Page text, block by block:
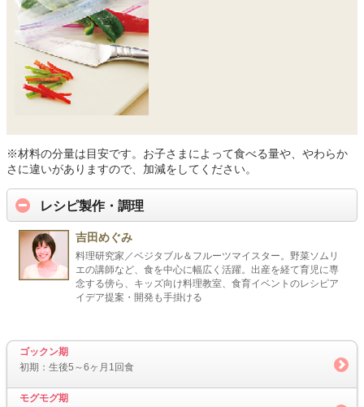
※材料の分量は目安です。お子さまによって食べる量や、やわらか
さに違いがありますので、加減をしてください。
レシピ製作・調理
吉田めぐみ
料理研究家／ベジタブル＆フルーツマイスター。野菜ソムリ
エの講師など、食を中心に幅広く活躍。出産を経て育児に専
念する傍ら、キッズ向け料理教室、食育イベントのレシピア
イデア提案・開発も手掛ける
ゴックン期
初期：生後5～6ヶ月1回食
モグモグ期